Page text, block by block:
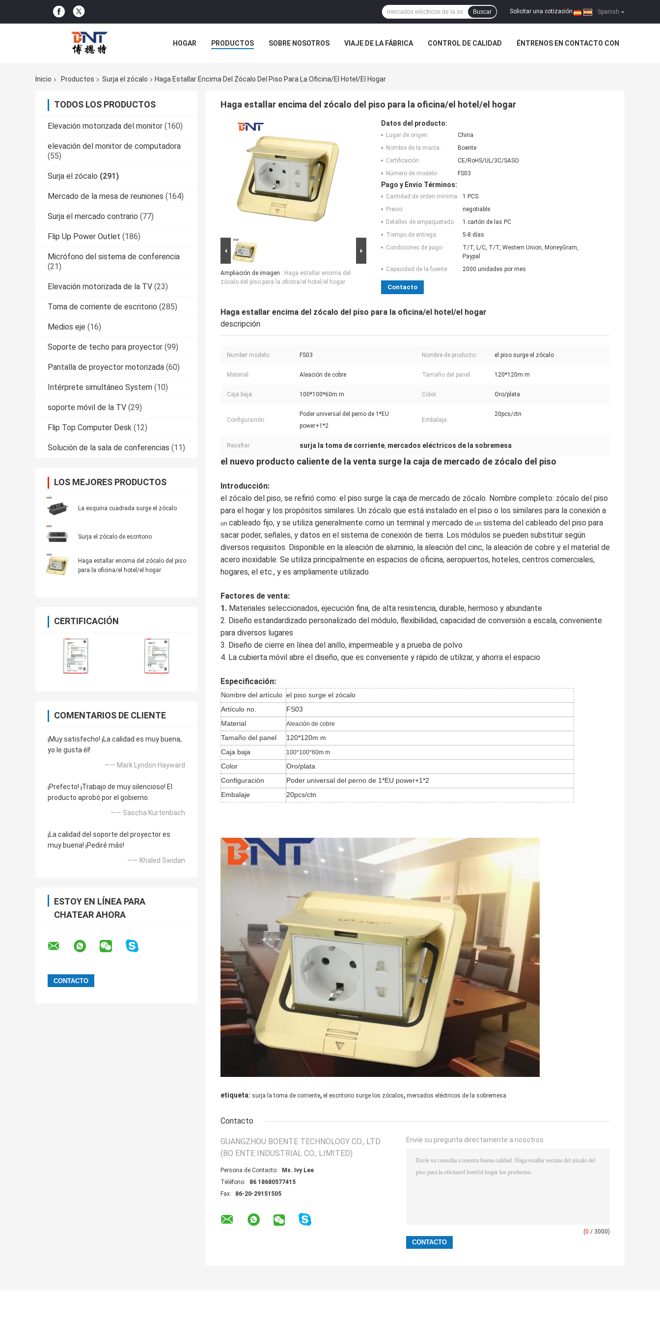
Spanish
Solicitar una cotización |
Buscar
HOGAR PRODUCTOS SOBRE NOSOTROS VIAJE DE LA FÁBRICA CONTROL DE CALIDAD ÉNTRENOS EN CONTACTO CON
Inicio
Productos Surja el zócalo Haga Estallar Encima Del Zócalo Del Piso Para La Oficina/el Hotel/el Hogar
TODOS LOS PRODUCTOS
Elevación motorizada del monitor (160)
elevación del monitor de computadora
(55)
Surja el zócalo (291)
Mercado de la mesa de reuniones (164)
Surja el mercado contrario (77)
Flip Up Power Outlet (186)
Micrófono del sistema de conferencia
(21)
Elevación motorizada de la TV (23)
Toma de corriente de escritorio (285)
Medios eje (16)
Soporte de techo para proyector (99)
Pantalla de proyector motorizada (60)
Intérprete simultáneo System (10)
soporte móvil de la TV (29)
Flip Top Computer Desk (12)
Solución de la sala de conferencias (11)
LOS MEJORES PRODUCTOS
La esquina cuadrada surge el zócalo
Surja el zócalo de escritorio
Haga estallar encima del zócalo del piso
para la oficina/el hotel/el hogar
CERTIFICACIÓN
COMENTARIOS DE CLIENTE
¡Muy satisfecho! ¡La calidad es muy buena,
yo le gusta él!
—— Mark Lyndon Hayward
¡Prefecto! ¡Trabajo de muy silencioso! El
producto aprobó por el gobierno.
—— Sascha Kurtenbach
¡La calidad del soporte del proyector es
muy buena! ¡Pediré más!
—— Khaled Swidan
ESTOY EN LÍNEA PARA
CHATEAR AHORA
Haga estallar encima del zócalo del piso para la oficina/el hotel/el hogar
Ampliación de imagen : Haga estallar encima del
zócalo del piso para la oficina/el hotel/el hogar
Datos del producto:
Lugar de origen:
China
Nombre de la marca:
Boente
Certificación:
CE/RoHS/UL/3C/SASO
Número de modelo:
FS03
Pago y Envío Términos:
Cantidad de orden mínima:
1 PCS
Precio:
negotiable
Detalles de empaquetado:
1 cartón de las PC
Tiempo de entrega:
5-8 días
Condiciones de pago:
T/T, L/C, T/T, Western Union, MoneyGram,
Paypal
Capacidad de la fuente:
2000 unidades por mes
Contacto
Haga estallar encima del zócalo del piso para la oficina/el hotel/el hogar
descripción
Number modelo: FS03 Nombre de producto: el piso surge el zócalo
Material: Aleación de cobre Tamaño del panel: 120*120m m
Caja baja: 100*100*60m m Color: Oro/plata
Configuración:
Poder universal del perno de 1*EU
power+1*2
Embalaje:
20pcs/ctn
Resaltar: surja la toma de corriente, mercados eléctricos de la sobremesa
el nuevo producto caliente de la venta surge la caja de mercado de zócalo del piso
Introducción:
el zócalo del piso, se refirió como: el piso surge la caja de mercado de zócalo. Nombre completo: zócalo del piso
para el hogar y los propósitos similares. Un zócalo que está instalado en el piso o los similares para la conexión a
un cableado fijo, y se utiliza generalmente como un terminal y mercado de un sistema del cableado del piso para
sacar poder, señales, y datos en el sistema de conexión de tierra. Los módulos se pueden substituir según
diversos requisitos. Disponible en la aleación de aluminio, la aleación del cinc, la aleación de cobre y el material de
acero inoxidable. Se utiliza principalmente en espacios de oficina, aeropuertos, hoteles, centros comerciales,
hogares, el etc., y es ampliamente utilizado.
Factores de venta:
1. Materiales seleccionados, ejecución fina, de alta resistencia, durable, hermoso y abundante
2. Diseño estandardizado personalizado del módulo, flexibilidad, capacidad de conversión a escala, conveniente
para diversos lugares
3. Diseño de cierre en línea del anillo, impermeable y a prueba de polvo
4. La cubierta móvil abre el diseño, que es conveniente y rápido de utilizar, y ahorra el espacio
Especificación:
Nombre del artículo el piso surge el zócalo
Artículo no.
FS03
Material
Aleación de cobre
Tamaño del panel
120*120m m
Caja baja
100*100*60m m
Color
Oro/plata
Configuración
Poder universal del perno de 1*EU power+1*2
Embalaje
20pcs/ctn
etiqueta: surja la toma de corriente, el escritorio surge los zócalos, mercados eléctricos de la sobremesa
Contacto
GUANGZHOU BOENTE TECHNOLOGY CO., LTD
(BO ENTE INDUSTRIAL CO., LIMITED)
Persona de Contacto:
Ms. Ivy Lee
Teléfono:
86 18680577415
Fax:
86-20-29151505
Envíe su pregunta directamente a nosotros
(0 / 3000)